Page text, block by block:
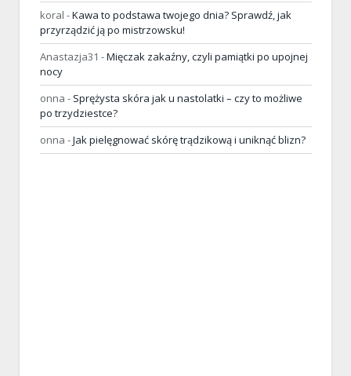
koral -Kawa to podstawa twojego dnia? Sprawdź, jak
przyrządzić ją po mistrzowsku!
Anastazja31 -Mięczak zakaźny, czyli pamiątki po upojnej
nocy
onna - Sprężysta skóra jak u nastolatki – czy to możliwe
po trzydziestce?
onna -Jak pielęgnować skórę trądzikową i uniknąć blizn?